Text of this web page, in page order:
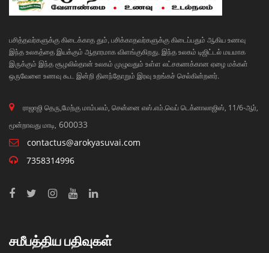
பசித்தவர்களுக்கு கிடைக்காத தும், பசிக்காதவர்களுக்கு கிடைப்பதும் ஆகிய உணவு
இந்த உலகத்தை இயக்கும் ஆதாரமாக விளங்குகிறது. இந்த உலகம் டிஜிட்டல் மயமாக
இருக்கும் இந்த சூழலில்தான் உலகம் முழுவதும் உள்ள லட்சகணக்கான ஏழை மக்கள்
ஒருவேளை உணவு கூட இன்றி தினந்தோறும் இரவு உறங்கச் செல்கின்றனர்.
ராஜாஜி தெரு,மேற்கு மாம்பலம், சென்னை எஸ்.எம்.வெப் டெக்னாலாஜிஸ், 11/6-ஆர்,
மூன்றாவது மாடி, 600033
contactus@arokyasuvai.com
7358314996
சமீபத்திய பதிவுகள்